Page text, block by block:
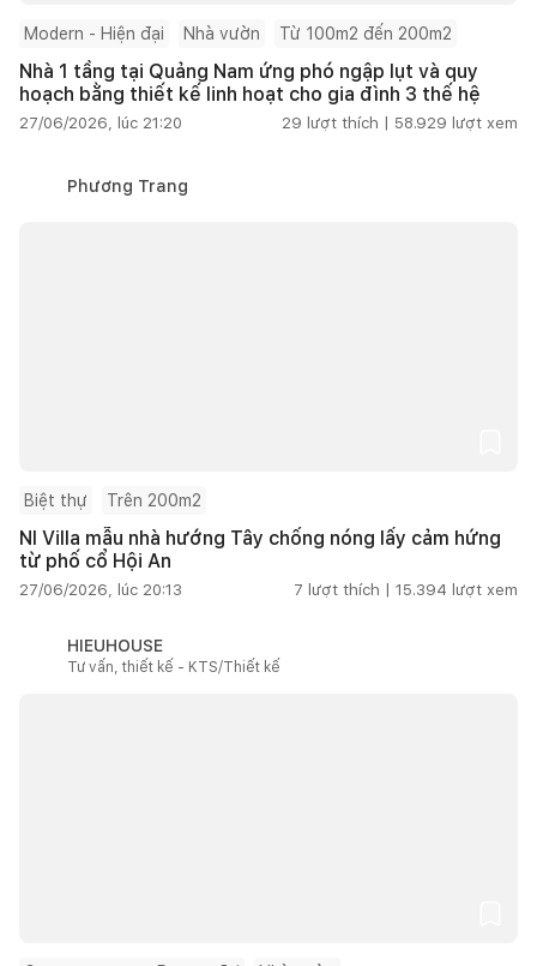
Modern - Hiện đại Nhà vườn Từ 100m2 đến 200m2
Nhà 1 tầng tại Quảng Nam ứng phó ngập lụt và quy
hoạch bằng thiết kế linh hoạt cho gia đình 3 thế hệ
27/06/2026, lúc 21:20 29 lượt thích | 58.929 lượt xem
Phương Trang
Biệt thự Trên 200m2
NI Villa mẫu nhà hướng Tây chống nóng lấy cảm hứng
từ phố cổ Hội An
27/06/2026, lúc 20:13 7 lượt thích | 15.394 lượt xem
HIEUHOUSE
Tư vấn, thiết kế - KTS/Thiết kế